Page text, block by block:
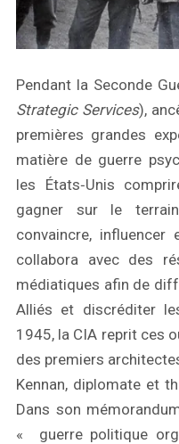
Pendant la Seconde
Strategic Services),
premières grandes
matière de guerre
les États‑Unis
gagner sur le
convaincre, influencer
collabora avec des
médiatiques afin de
Alliés et discréditer
1945, la CIA reprit ces
des premiers
Kennan, diplomate et
Dans son
« guerre politique